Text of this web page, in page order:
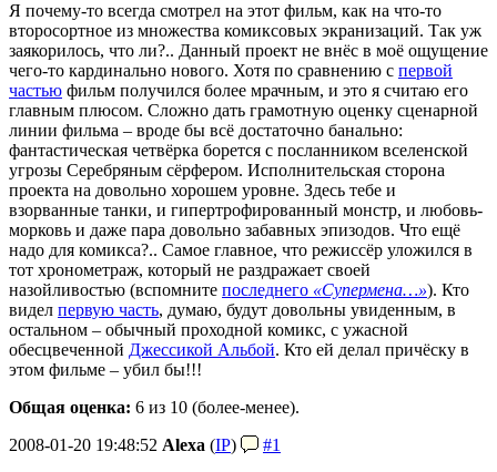
Я почему-то всегда смотрел на этот фильм, как на что-то
второсортное из множества комиксовых экранизаций. Так уж
заякорилось, что ли?.. Данный проект не внёс в моё ощущение
чего-то кардинально нового. Хотя по сравнению с первой
частью фильм получился более мрачным, и это я считаю его
главным плюсом. Сложно дать грамотную оценку сценарной
линии фильма – вроде бы всё достаточно банально:
фантастическая четвёрка борется с посланником вселенской
угрозы Серебряным сёрфером. Исполнительская сторона
проекта на довольно хорошем уровне. Здесь тебе и
взорванные танки, и гипертрофированный монстр, и любовь-
морковь и даже пара довольно забавных эпизодов. Что ещё
надо для комикса?.. Самое главное, что режиссёр уложился в
тот хронометраж, который не раздражает своей
назойливостью (вспомните последнего «Супермена…»). Кто
видел первую часть, думаю, будут довольны увиденным, в
остальном – обычный проходной комикс, с ужасной
обесцвеченной Джессикой Альбой. Кто ей делал причёску в
этом фильме – убил бы!!!
Общая оценка: 6 из 10 (более-менее).
2008-01-20 19:48:52 Alexa (IP)
#1